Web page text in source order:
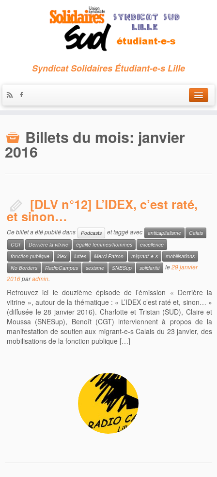
Syndicat Solidaires Étudiant-e-s Lille
Qui sommes-nous ?
Billets du mois: janvier
2016
[DLV n°12] L’IDEX, c’est raté,
et sinon…
Ce billet a été publié dans Podcasts et taggé avec anticapitalisme
Calais
CGT
Derrière la vitrine égalité femmes/hommes
excellence
fonction publique
idex luttes Merci Patron migrant-e-s
mobilisations
No Borders
RadioCampus sexisme SNESup solidarité le29 janvier
2016paradmin.
Retrouvez ici le douzième épisode de l’émission « Derrière la
vitrine », autour de la thématique : « L’IDEX c’est raté et, sinon… »
(diffusée le 28 janvier 2016). Charlotte et Tristan (SUD), Claire et
Moussa (SNESup), Benoît (CGT) interviennent à propos de la
manifestation de soutien aux migrant-e-s Calais du 23 janvier, des
mobilisations de la fonction publique […]